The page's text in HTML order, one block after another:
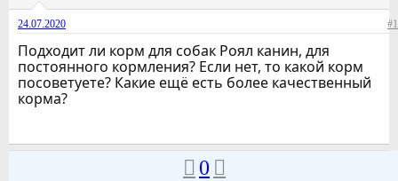
24.07.2020 #1
Подходит ли корм для собак Роял канин, для
постоянного кормления? Если нет, то какой корм
посоветуете? Какие ещё есть более качественный
корма?
0